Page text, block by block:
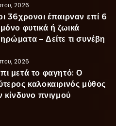
2026
36χρονοι έπαιρναν επί 6
φυτικά ή ζωικά
– Δείτε τι συνέβη
2026
μετά το φαγητό: Ο
καλοκαιρινός μύθος
κίνδυνο πνιγμού